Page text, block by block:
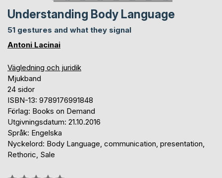
Understanding Body Language
51 gestures and what they signal
Antoni Lacinai
Vägledning och juridik
Mjukband
24 sidor
ISBN-13: 9789176991848
Förlag: Books on Demand
Utgivningsdatum: 21.10.2016
Språk: Engelska
Nyckelord: Body Language, communication, presentation,
Rethoric, Sale